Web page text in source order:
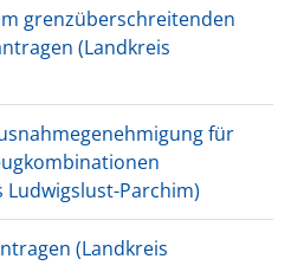
grenzüberschreitenden
(Landkreis
für
Parchim)
(Landkreis